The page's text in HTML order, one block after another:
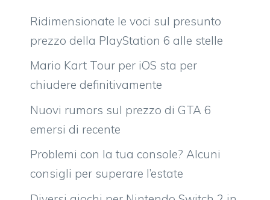
Ridimensionate le voci sul presunto
prezzo della PlayStation 6 alle stelle
Mario Kart Tour per iOS sta per
chiudere definitivamente
Nuovi rumors sul prezzo di GTA 6
emersi di recente
Problemi con la tua console? Alcuni
consigli per superare l’estate